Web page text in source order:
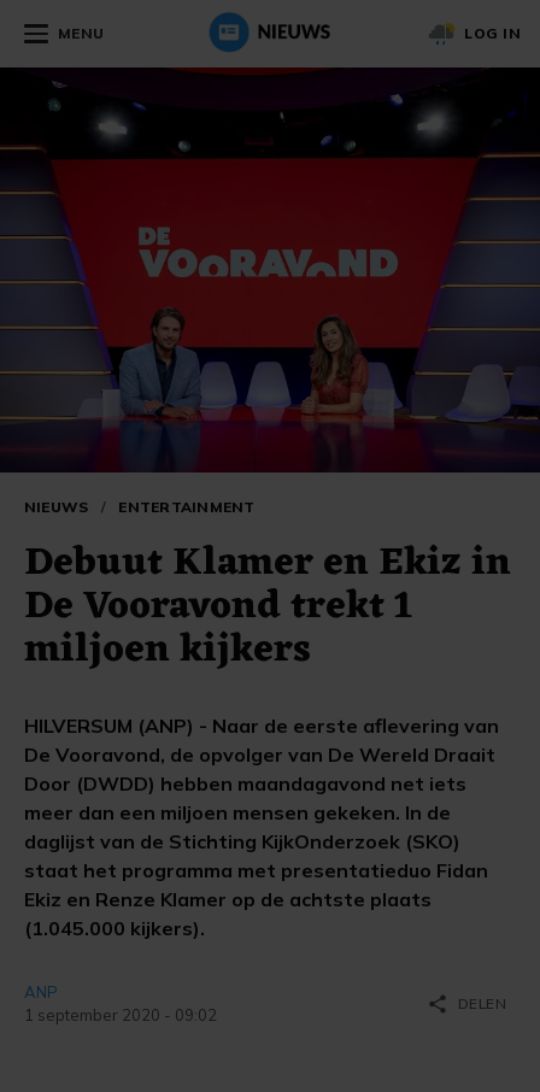
MENU LOG IN
NIEUWS / ENTERTAINMENT
Debuut Klamer en Ekiz in
De Vooravond trekt 1
miljoen kijkers
HILVERSUM (ANP) - Naar de eerste aflevering van
De Vooravond, de opvolger van De Wereld Draait
Door (DWDD) hebben maandagavond net iets
meer dan een miljoen mensen gekeken. In de
daglijst van de Stichting KijkOnderzoek (SKO)
staat het programma met presentatieduo Fidan
Ekiz en Renze Klamer op de achtste plaats
(1.045.000 kijkers).
ANP
1 september 2020 - 09:02
share DELEN